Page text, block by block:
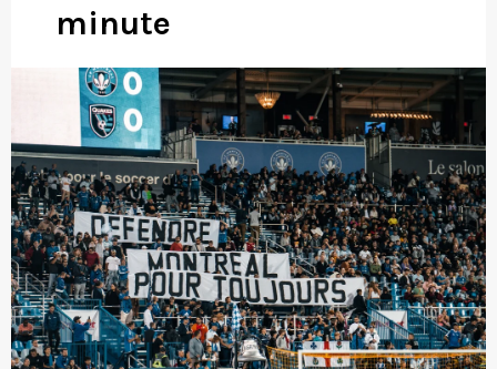
minute